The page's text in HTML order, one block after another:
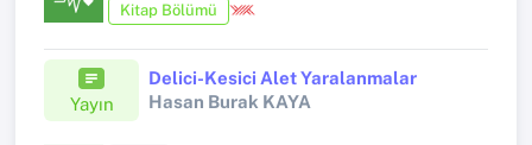
Kitap Bölümü
Yayın
Delici-Kesici Alet Yaralanmalar
Hasan Burak KAYA